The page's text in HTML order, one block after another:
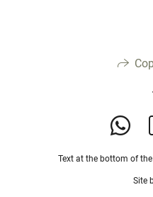
Text at the bottom of
Site